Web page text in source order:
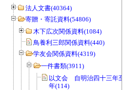
法人文書(40364)
寄贈・寄託資料(54806)
木下広次関係資料(1084)
鳥養利三郎関係資料(440)
学友会関係資料(4319)
一件書類(3911)
以文会 自明治四十三年
年(114)